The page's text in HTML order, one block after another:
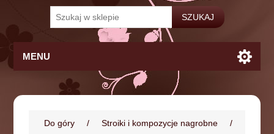
MENU
Do góry / Stroiki i kompozycje nagrobne
/